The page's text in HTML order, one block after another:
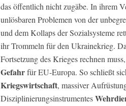
das öffentlich nicht zugäbe. In ihrem
unlösbaren Problemen von der
und dem Kollaps der Sozialsysteme
ihr Trommeln für den Ukrainekrieg.
Fortsetzung des Krieges rechnen
Gefahrfür EU-Europa. So schließt
Kriegswirtschaft, massiver
Disziplinierungsinstrumentes